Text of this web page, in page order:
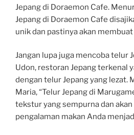
Jepang di Doraemon Cafe.
Jepang di Doraemon Cafe
unik dan pastinya akan
Jangan lupa juga mencoba telur
Udon, restoran Jepang terkenal
dengan telur Jepang yang lezat.
Maria, “Telur Jepang di
tekstur yang sempurna dan
pengalaman makan Anda